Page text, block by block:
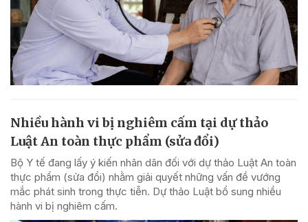
Nhiều hành vi bị nghiêm cấm tại dự thảo
Luật An toàn thực phẩm (sửa đổi)
Bộ Y tế đang lấy ý kiến nhân dân đối với dự thảo Luật An toàn
thực phẩm (sửa đổi) nhằm giải quyết những vấn đề vướng
mắc phát sinh trong thực tiễn. Dự thảo Luật bổ sung nhiều
hành vi bị nghiêm cấm.